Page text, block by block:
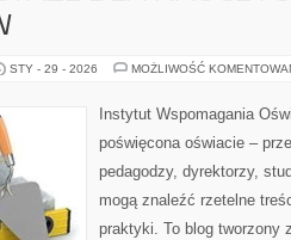
STY - 29 - 2026 MOŻLIWOŚĆ
Instytut Wspomagania
poświęcona oświacie –
pedagodzy, dyrektorzy,
mogą znaleźć rzetelne
praktyki. To blog tworzony